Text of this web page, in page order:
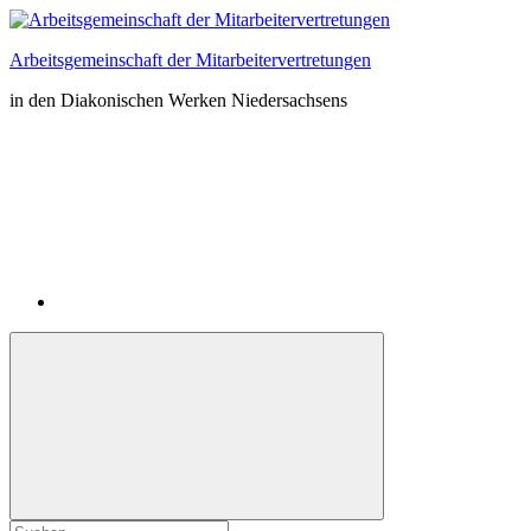
Zum
springen
Arbeitsgemeinschaft der Mitarbeitervertretungen
in den Diakonischen Werken Niedersachsens
Suchformular